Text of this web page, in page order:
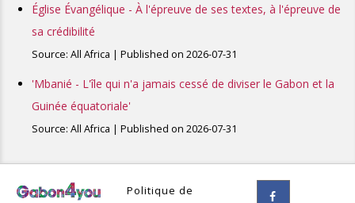
Église Évangélique - À l'épreuve de ses textes, à l'épreuve de
sa crédibilité
Source: All Africa Published on 2026-07-31
'Mbanié - L'île qui n'a jamais cessé de diviser le Gabon et la
Guinée équatoriale'
Source: All Africa Published on 2026-07-31
Politique de